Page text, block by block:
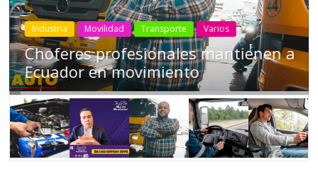
Industria Movilidad Transporte Varios
Choferes profesionales mantienen a
Ecuador en movimiento